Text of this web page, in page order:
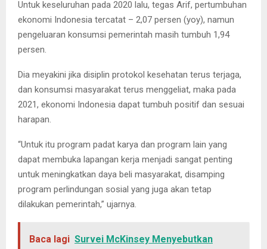
Untuk keseluruhan pada 2020 lalu, tegas Arif, pertumbuhan
ekonomi Indonesia tercatat – 2,07 persen (yoy), namun
pengeluaran konsumsi pemerintah masih tumbuh 1,94
persen.
Dia meyakini jika disiplin protokol kesehatan terus terjaga,
dan konsumsi masyarakat terus menggeliat, maka pada
2021, ekonomi Indonesia dapat tumbuh positif dan sesuai
harapan.
“Untuk itu program padat karya dan program lain yang
dapat membuka lapangan kerja menjadi sangat penting
untuk meningkatkan daya beli masyarakat, disamping
program perlindungan sosial yang juga akan tetap
dilakukan pemerintah,” ujarnya.
Baca lagi Survei McKinsey Menyebutkan